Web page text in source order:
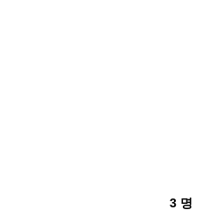
3 명